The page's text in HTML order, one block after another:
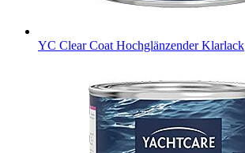
YC Clear Coat Hochglänzender Klarlack